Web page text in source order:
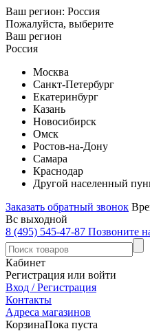
Ваш регион: Россия
Пожалуйста, выберите
Ваш регион
Россия
Москва
Санкт-Петербург
Екатеринбург
Казань
Новосибирск
Омск
Ростов-на-Дону
Самара
Краснодар
Другой населенный
Заказать обратный звонок
Вс выходной
8 (495) 545-47-87 Позвоните
Кабинет
Регистрация или войти
Вход / Регистрация
Контакты
Адреса магазинов
КорзинаПока пуста